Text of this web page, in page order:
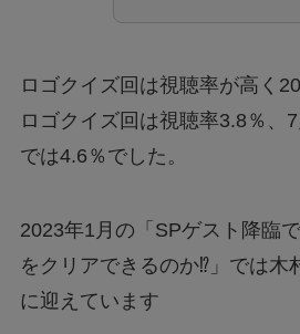
ロゴクイズ回は視聴率が高く
ロゴクイズ回は視聴率3.8％、
では4.6％でした。
2023年1月の「SPゲスト降臨
をクリアできるのか⁉」では木
に迎えています